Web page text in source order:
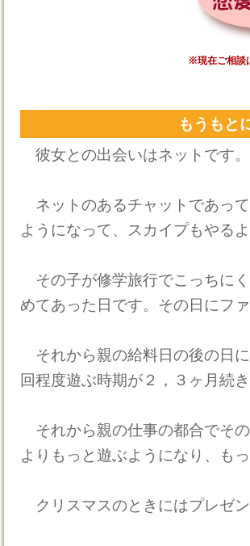
※現在ご相談
もうもと
彼女との出会いはネットです。
ネットのあるチャットであっ
ようになって、スカイプもやるよ
その子が修学旅行でこっちに
めてあった日です。その日にフ
それから親の給料日の後の日
回程度遊ぶ時期が２，３ヶ月続き
それから親の仕事の都合でそ
よりもっと遊ぶようになり、も
クリスマスのときにはプレゼ